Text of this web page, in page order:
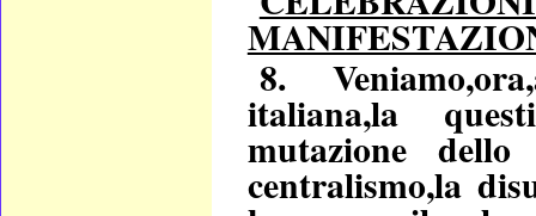
8.
italiana,la
mutazione
centralismo,la